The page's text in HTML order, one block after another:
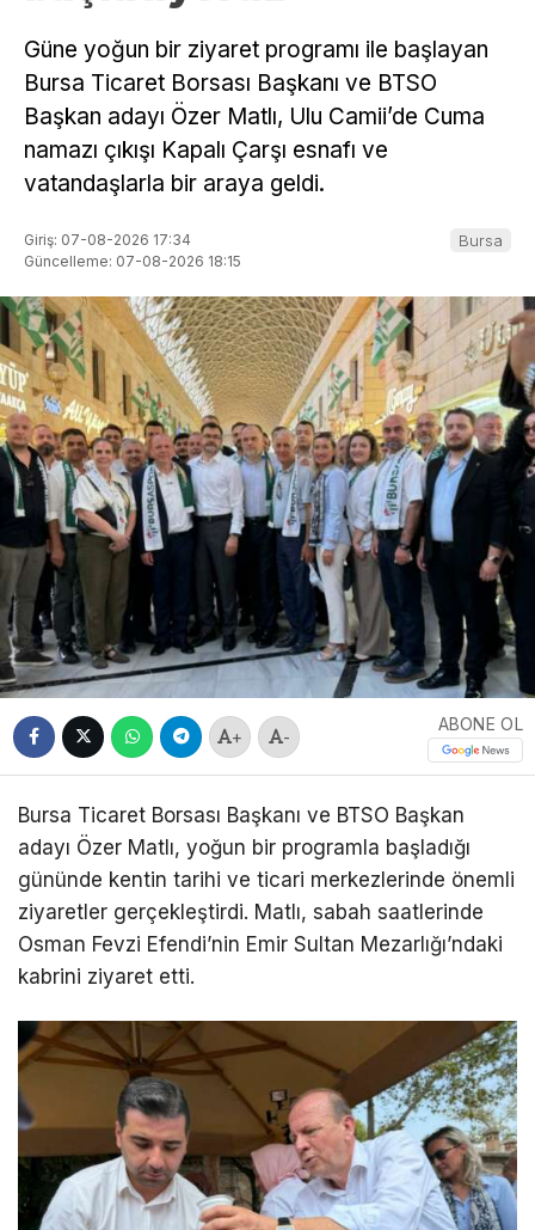
​Güne yoğun bir ziyaret programı ile başlayan
Bursa Ticaret Borsası Başkanı ve BTSO
Başkan adayı Özer Matlı, Ulu Camii’de Cuma
namazı çıkışı Kapalı Çarşı esnafı ve
vatandaşlarla bir araya geldi.
Giriş: 07-08-2026 17:34
Güncelleme: 07-08-2026 18:15
Bursa
+ -
ABONE OL
Bursa Ticaret Borsası Başkanı ve BTSO Başkan
adayı Özer Matlı, yoğun bir programla başladığı
gününde kentin tarihi ve ticari merkezlerinde önemli
ziyaretler gerçekleştirdi. Matlı, sabah saatlerinde
Osman Fevzi Efendi’nin Emir Sultan Mezarlığı’ndaki
kabrini ziyaret etti.